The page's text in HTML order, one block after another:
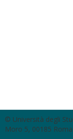
© Università degli
Moro 5, 00185 Roma